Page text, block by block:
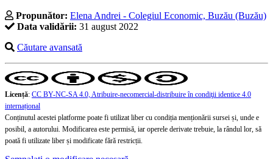
Propunător: Elena Andrei - Colegiul Economic, Buzău (Buzău)
Data validării: 31 august 2022
Căutare avansată
Licență: CC BY-NC-SA 4.0, Atribuire-necomercial-distribuire în condiţii identice 4.0
internațional
Conținutul acestei platforme poate fi utilizat liber cu condiția menționării sursei și, unde e
posibil, a autorului. Modificarea este permisă, iar operele derivate trebuie, la rândul lor, să
poată fi utilizate liber și modificate fără restricții.